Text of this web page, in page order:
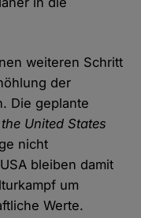
weiteren Schritt
der
Die geplante
United States
nicht
bleiben damit
um
Werte.